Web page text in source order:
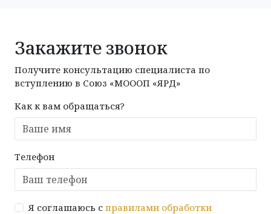
Закажите звонок
Получите консультацию специалиста по
вступлению в Союз «МОООП «ЯРД»
Как к вам обращаться?
Телефон
Я соглашаюсь с правилами обработки